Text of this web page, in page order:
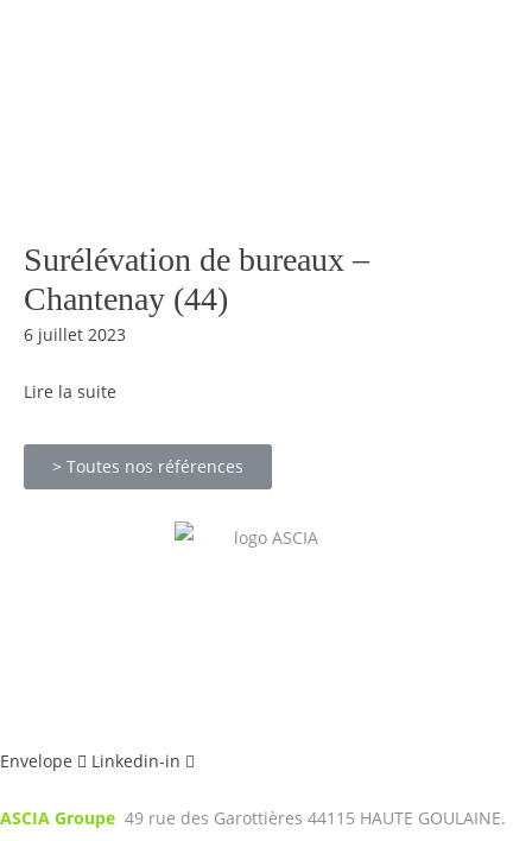
Surélévation de bureaux –
Chantenay (44)
6 juillet 2023
Lire la suite
> Toutes nos références
Envelope Linkedin-in
ASCIA Groupe 49 rue des Garottières 44115 HAUTE GOULAINE.